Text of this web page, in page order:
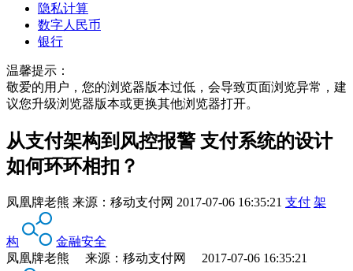
隐私计算
数字人民币
银行
温馨提示：
敬爱的用户，您的浏览器版本过低，会导致页面浏览异常，建
议您升级浏览器版本或更换其他浏览器打开。
从支付架构到风控报警 支付系统的设计
如何环环相扣？
凤凰牌老熊 来源： 移动支付网 2017-07-06 16:35:21 支付 架
构
金融安全
凤凰牌老熊 来源：移动支付网 2017-07-06 16:35:21